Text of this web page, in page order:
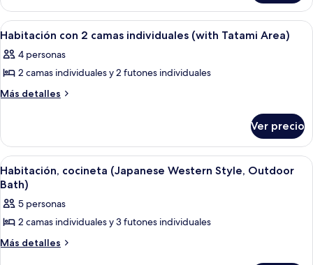
en
edificio
contiguo
(Japanese
Style)
estándar,
en
edificio
(Japanese
Style)
Abrir
todas
las
fotos
de
2
camas
individuales
(with
Tatami
Area)
Habitación de hotel con dos camas,
4
Habitación con 2 camas individuales (with Tatami Area)
4 personas
2 camas individuales y 2 futones individuales
Más detalles
Más
con
camas
individuales
Tatami
Area)
Ver precio
Abrir
todas
las
fotos
de
Habitación,
Vista desde un barco con montañas
9
Habitación, cocineta (Japanese Western Style, Outdoor
Bath)
5 personas
2 camas individuales y 3 futones individuales
Más detalles
Más